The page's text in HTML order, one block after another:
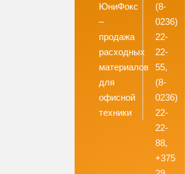
ЮниФокс
–
продажа
расходных
материалов
для
офисной
техники
(8-
0236)
22-
22-
55,
(8-
0236)
22-
22-
88,
+375